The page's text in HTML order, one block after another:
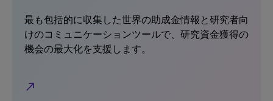
最も包括的に収集した世界の助成金情報と研究者向
けのコミュニケーションツールで、研究資金獲得の
機会の最大化を支援します。
north_east